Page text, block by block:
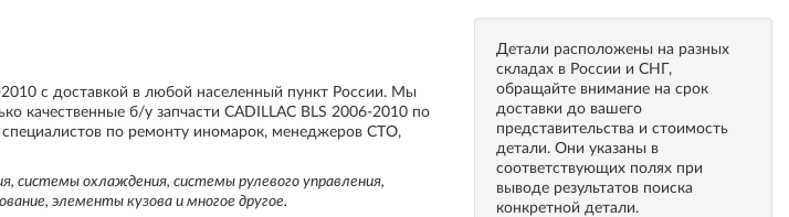
с доставкой в любой населенный пункт России. Мы
качественные б/у запчасти CADILLAC BLS 2006-2010 по
по ремонту иномарок, менеджеров СТО,
системы охлаждения, системы рулевого управления,
элементы кузова и многое другое.
Детали расположены на разных
складах в России и СНГ,
обращайте внимание на срок
доставки до вашего
представительства и стоимость
детали. Они указаны в
соответствующих полях при
выводе результатов поиска
конкретной детали.